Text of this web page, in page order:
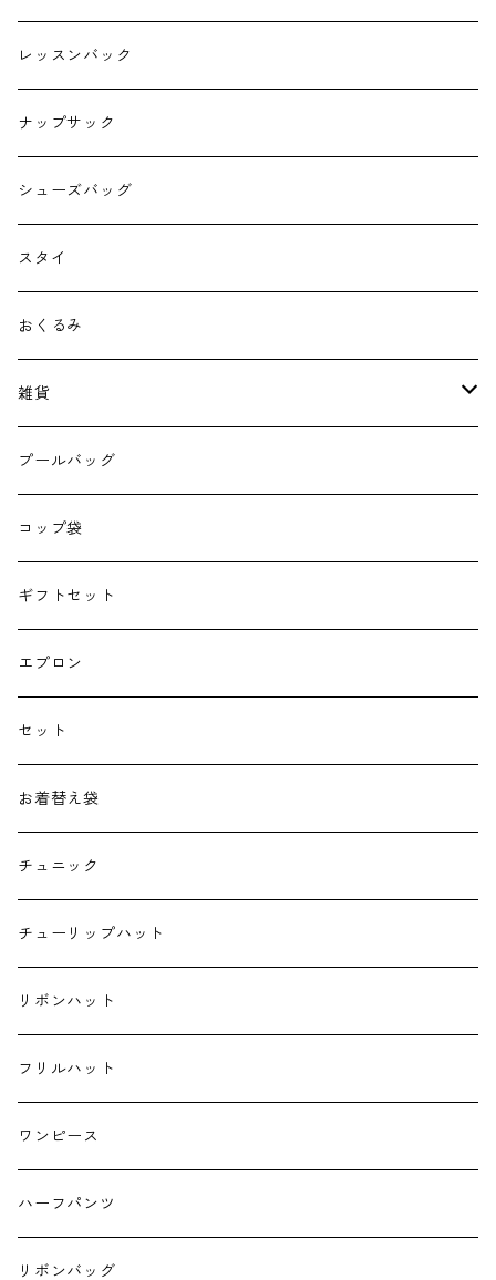
レッスンバック
ナップサック
シューズバッグ
スタイ
おくるみ
雑貨
エコバッグ
巾着
授乳クッション
よだれカバー
抱っこ紐
子供用バッグ
ポケットティッシュケース
ハンカチ
ランチクロス
お弁当袋
キーホルダー
プールバッグ
コップ袋
ギフトセット
エプロン
セット
お着替え袋
チュニック
チューリップハット
リボンハット
フリルハット
ワンピース
ハーフパンツ
リボンバッグ